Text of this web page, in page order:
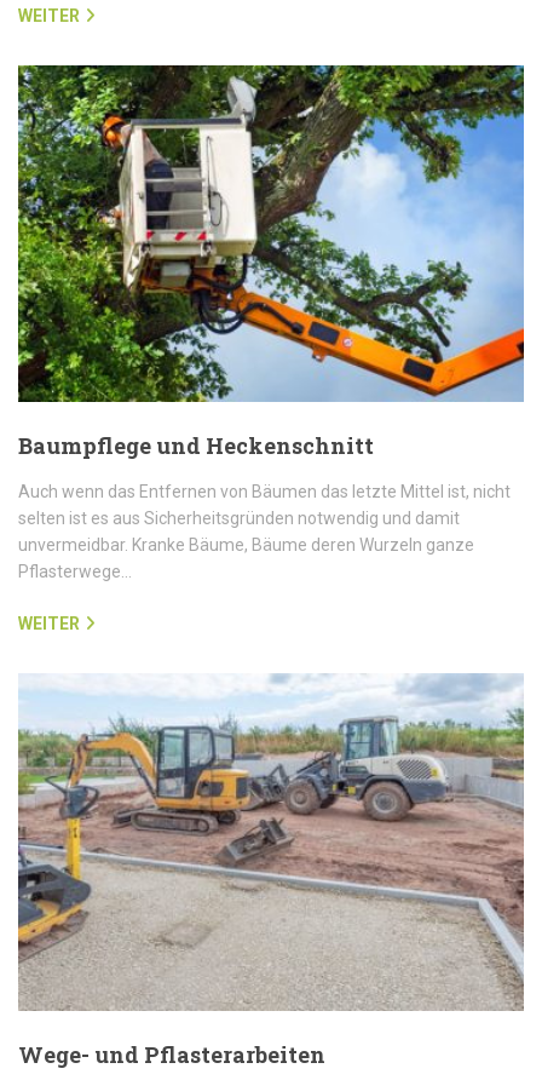
WEITER
Baumpflege und Heckenschnitt
Auch wenn das Entfernen von Bäumen das letzte Mittel ist, nicht
selten ist es aus Sicherheitsgründen notwendig und damit
unvermeidbar. Kranke Bäume, Bäume deren Wurzeln ganze
Pflasterwege…
WEITER
Wege- und Pflasterarbeiten